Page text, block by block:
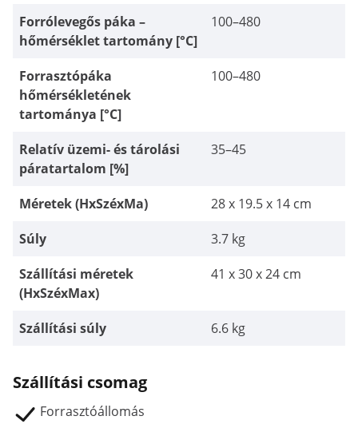
Forrólevegős páka –
hőmérséklet tartomány [°C]
100–480
Forrasztópáka
hőmérsékletének
tartománya [°C]
100–480
Relatív üzemi- és tárolási
páratartalom [%]
35–45
Méretek (HxSzéxMa)
28 x 19.5 x 14 cm
Súly
3.7 kg
Szállítási méretek
(HxSzéxMax)
41 x 30 x 24 cm
Szállítási súly 6.6 kg
Szállítási csomag
Forrasztóállomás